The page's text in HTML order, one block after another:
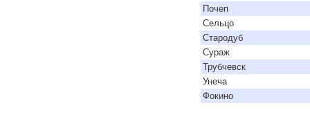
Почеп
Сельцо
Стародуб
Сураж
Трубчевск
Унеча
Фокино